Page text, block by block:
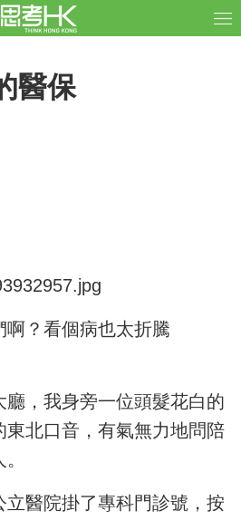
醫保
啊？看個病也太折騰
，我身旁一位頭髮花白的
東北口音，有氣無力地問陪
醫院掛了專科門診號，按